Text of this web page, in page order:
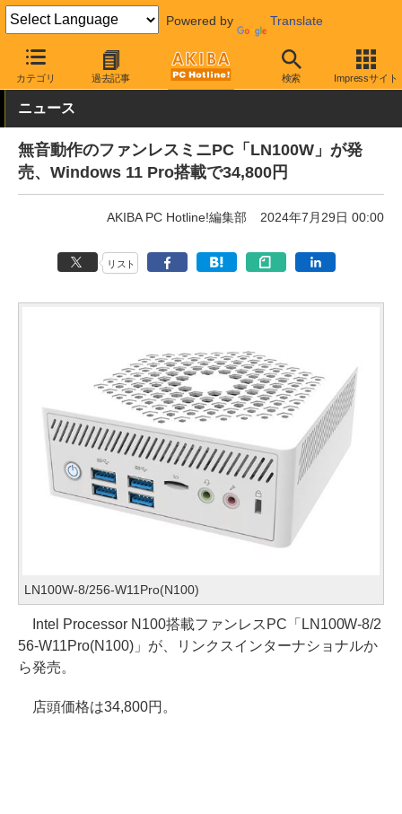
Powered by Translate
カテゴリ 過去記事 検索 Impressサイト
AKIBA PC Hotline! PC本体・ソフト 小型PC
ニュース
無音動作のファンレスミニPC「LN100W」が発
売、Windows 11 Pro搭載で34,800円
AKIBA PC Hotline!編集部 2024年7月29日 00:00
リスト
LN100W-8/256-W11Pro(N100)
Intel Processor N100搭載ファンレスPC「LN100W-8/2
56-W11Pro(N100)」が、リンクスインターナショナルか
ら発売。
店頭価格は34,800円。